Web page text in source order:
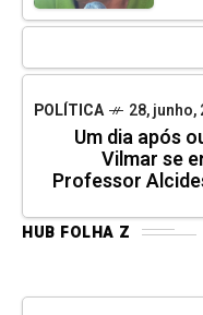
POLÍTICA 28, junho,
Um dia após
Vilmar se
Professor
HUB FOLHA Z